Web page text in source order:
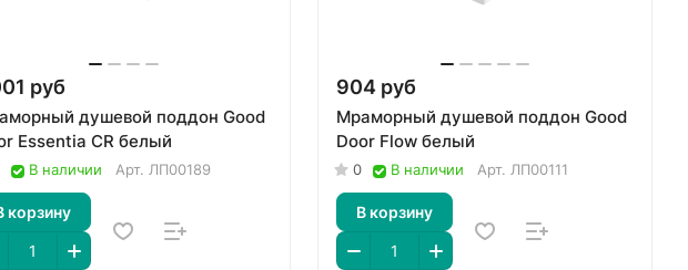
руб
душевой поддон Good
Essentia CR белый
В наличии Арт. ЛП00189
корзину
904 руб
Мраморный душевой поддон Good
Door Flow белый
0 В наличии Арт. ЛП00111
В корзину